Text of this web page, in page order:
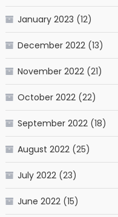
January 2023 (12)
December 2022(13)
November 2022(21)
October 2022(22)
September 2022(18)
August 2022(25)
July 2022(23)
June 2022(15)